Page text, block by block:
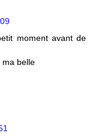
moment avant de
ma belle